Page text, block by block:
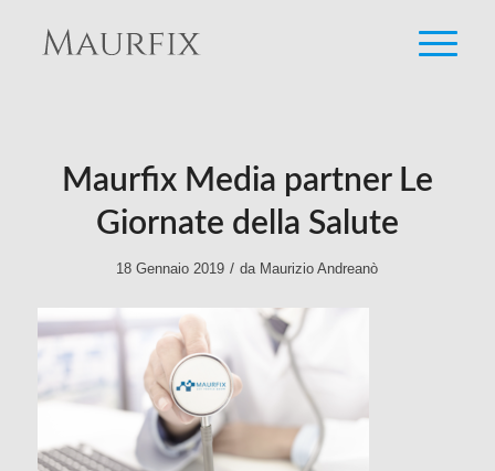
Maurfix Media partner Le
Giornate della Salute
18 Gennaio 2019 / da Maurizio Andreanò